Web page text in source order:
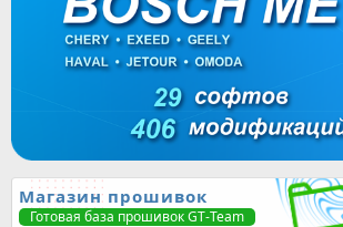
Магазин прошивок
Готовая база прошивок GT-Team